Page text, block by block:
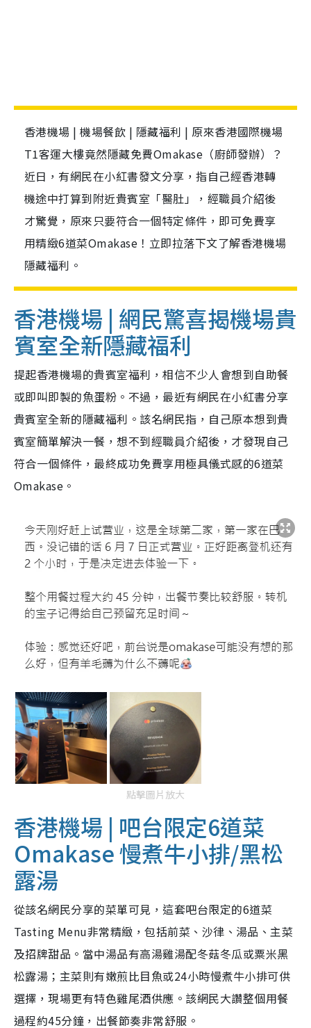
香港機場 | 機場餐飲 | 隱藏福利 | 原來香港國際機場
T1客運大樓竟然隱藏免費Omakase（廚師發辦）？
近日，有網民在小紅書發文分享，指自己經香港轉
機途中打算到附近貴賓室「醫肚」，經職員介紹後
才驚覺，原來只要符合一個特定條件，即可免費享
用精緻6道菜Omakase！立即拉落下文了解香港機場
隱藏福利。
香港機場 | 網民驚喜揭機場貴
賓室全新隱藏福利
提起香港機場的貴賓室福利，相信不少人會想到自助餐
或即叫即製的魚蛋粉。不過，最近有網民在小紅書分享
貴賓室全新的隱藏福利。該名網民指，自己原本想到貴
賓室簡單解決一餐，想不到經職員介紹後，才發現自己
符合一個條件，最終成功免費享用極具儀式感的6道菜
Omakase。
點擊圖片放大
香港機場 | 吧台限定6道菜
Omakase慢煮牛小排/黑松
露湯
從該名網民分享的菜單可見，這套吧台限定的6道菜
Tasting Menu非常精緻，包括前菜、沙律、湯品、主菜
及招牌甜品。當中湯品有高湯雞湯配冬菇冬瓜或粟米黑
松露湯；主菜則有嫩煎比目魚或24小時慢煮牛小排可供
選擇，現場更有特色雞尾酒供應。該網民大讚整個用餐
過程約45分鐘，出餐節奏非常舒服。